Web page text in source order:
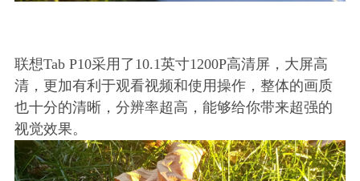
联想Tab P10采用了10.1英寸1200P高清屏，大屏高
清，更加有利于观看视频和使用操作，整体的画质
也十分的清晰，分辨率超高，能够给你带来超强的
视觉效果。